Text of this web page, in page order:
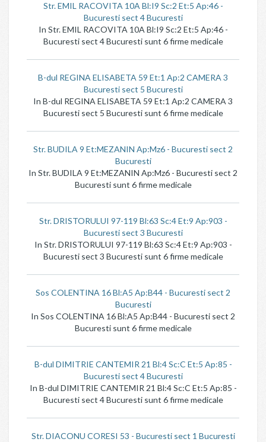
Str. EMIL RACOVITA 10A Bl:I9 Sc:2 Et:5 Ap:46 -
Bucuresti sect 4 Bucuresti
In Str. EMIL RACOVITA 10A Bl:I9 Sc:2 Et:5 Ap:46 -
Bucuresti sect 4 Bucuresti sunt 6 firme medicale
B-dul REGINA ELISABETA 59 Et:1 Ap:2 CAMERA 3
Bucuresti sect 5 Bucuresti
In B-dul REGINA ELISABETA 59 Et:1 Ap:2 CAMERA 3
Bucuresti sect 5 Bucuresti sunt 6 firme medicale
Str. BUDILA 9 Et:MEZANIN Ap:Mz6 - Bucuresti sect 2
Bucuresti
In Str. BUDILA 9 Et:MEZANIN Ap:Mz6 - Bucuresti sect 2
Bucuresti sunt 6 firme medicale
Str. DRISTORULUI 97-119 Bl:63 Sc:4 Et:9 Ap:903 -
Bucuresti sect 3 Bucuresti
In Str. DRISTORULUI 97-119 Bl:63 Sc:4 Et:9 Ap:903 -
Bucuresti sect 3 Bucuresti sunt 6 firme medicale
Sos COLENTINA 16 Bl:A5 Ap:B44 - Bucuresti sect 2
Bucuresti
In Sos COLENTINA 16 Bl:A5 Ap:B44 - Bucuresti sect 2
Bucuresti sunt 6 firme medicale
B-dul DIMITRIE CANTEMIR 21 Bl:4 Sc:C Et:5 Ap:85 -
Bucuresti sect 4 Bucuresti
In B-dul DIMITRIE CANTEMIR 21 Bl:4 Sc:C Et:5 Ap:85 -
Bucuresti sect 4 Bucuresti sunt 6 firme medicale
Str. DIACONU CORESI 53 - Bucuresti sect 1 Bucuresti